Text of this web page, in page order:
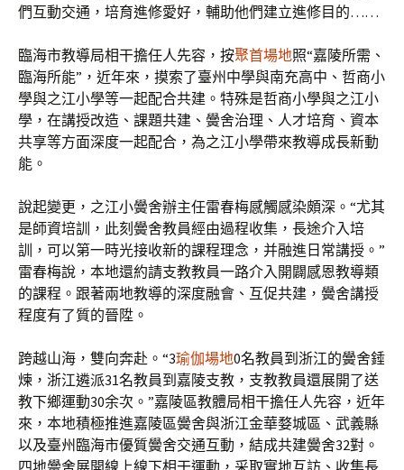
們互動交通，培育進修愛好，輔助他們建立進修目的……
臨海市教導局相干擔任人先容，按聚首場地照“嘉陵所需、
臨海所能”，近年來，摸索了臺州中學與南充高中、哲商小
學與之江小學等一起配合共建。特殊是哲商小學與之江小
學，在講授改造、課題共建、黌舍治理、人才培育、資本
共享等方面深度一起配合，為之江小學帶來教導成長新動
能。
說起變更，之江小黌舍辦主任雷春梅感觸感染頗深。“尤其
是師資培訓，此刻黌舍教員經由過程收集，長途介入培
訓，可以第一時光接收新的課程理念，并融進日常講授。”
雷春梅說，本地還約請支教教員一路介入開闢感恩教導類
的課程。跟著兩地教導的深度融會、互促共建，黌舍講授
程度有了質的晉陞。
跨越山海，雙向奔赴。“3瑜伽場地0名教員到浙江的黌舍錘
煉，浙江遴派31名教員到嘉陵支教，支教教員還展開了送
教下鄉運動30余次。”嘉陵區教體局相干擔任人先容，近年
來，本地積極推進嘉陵區黌舍與浙江金華婺城區、武義縣
以及臺州臨海市優質黌舍交通互動，結成共建黌舍32對。
四地黌舍展開線上線下相干運動，采取實地互訪、收集長